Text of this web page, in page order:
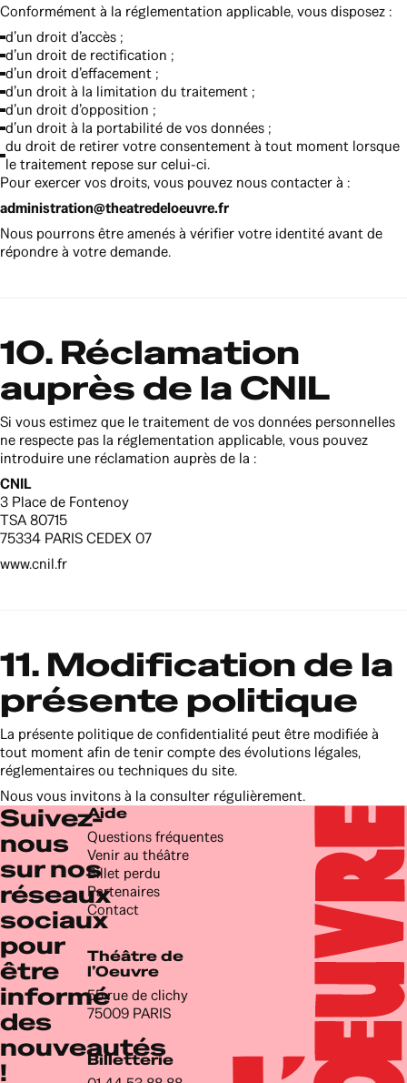
Conformément à la réglementation applicable, vous disposez :
d’un droit d’accès ;
d’un droit de rectification ;
d’un droit d’effacement ;
d’un droit à la limitation du traitement ;
d’un droit d’opposition ;
d’un droit à la portabilité de vos données ;
du droit de retirer votre consentement à tout moment lorsque
le traitement repose sur celui-ci.
Pour exercer vos droits, vous pouvez nous contacter à :
administration@theatredeloeuvre.fr
Nous pourrons être amenés à vérifier votre identité avant de
répondre à votre demande.
10. Réclamation
auprès de la CNIL
Si vous estimez que le traitement de vos données personnelles
ne respecte pas la réglementation applicable, vous pouvez
introduire une réclamation auprès de la :
CNIL
3 Place de Fontenoy
TSA 80715
75334 PARIS CEDEX 07
www.cnil.fr
11. Modification de la
présente politique
La présente politique de confidentialité peut être modifiée à
tout moment afin de tenir compte des évolutions légales,
réglementaires ou techniques du site.
Nous vous invitons à la consulter régulièrement.
Suivez-
nous
sur nos
réseaux
sociaux
pour
être
informé
des
nouveautés
!
Aide
Questions fréquentes
Venir au théâtre
Billet perdu
Partenaires
Contact
Théâtre de
l’Oeuvre
55 rue de clichy
75009 PARIS
Billetterie